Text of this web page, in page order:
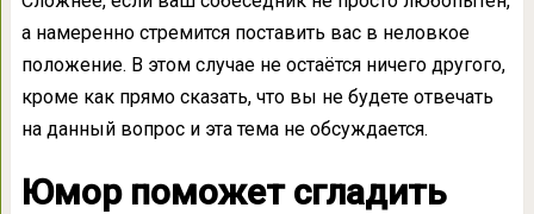
а намеренно стремится поставить вас в неловкое
положение. В этом случае не остаётся ничего другого,
кроме как прямо сказать, что вы не будете отвечать
на данный вопрос и эта тема не обсуждается.
Юмор поможет сгладить